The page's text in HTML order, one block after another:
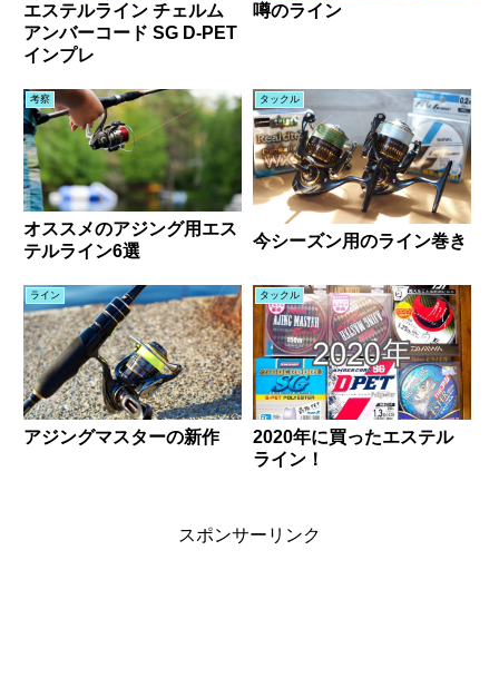
エステルライン チェルム
アンバーコード SG D-PET
インプレ
噂のライン
考察
オススメのアジング用エス
テルライン6選
タックル
今シーズン用のライン巻き
ライン
アジングマスターの新作
タックル
2020年に買ったエステル
ライン！
スポンサーリンク